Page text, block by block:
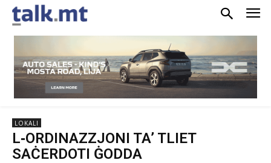
LOKALI
L‑ORDINAZZJONI TA’ TLIET
SAĊERDOTI ĠODDA